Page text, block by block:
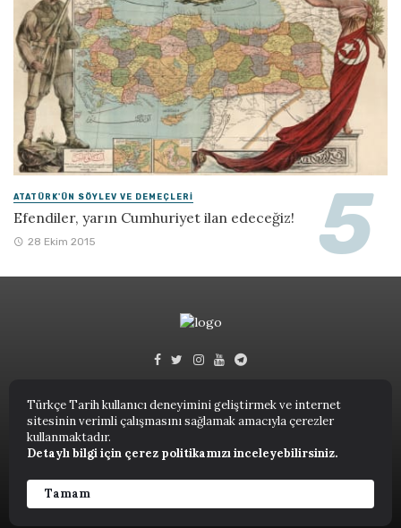
Türkçe Tarih kullanıcı deneyimini geliştirmek ve internet
sitesinin verimli çalışmasını sağlamak amacıyla çerezler
kullanmaktadır.
Detaylı bilgi için çerez politikamızı inceleyebilirsiniz.
Tamam
ATATÜRK'ÜN SÖYLEV VE DEMEÇLERI
Efendiler, yarın Cumhuriyet ilan edeceğiz!
28 Ekim 2015
Türkçe Tarih © 2023.
TARIH TERIMLERI SÖZLÜĞÜ